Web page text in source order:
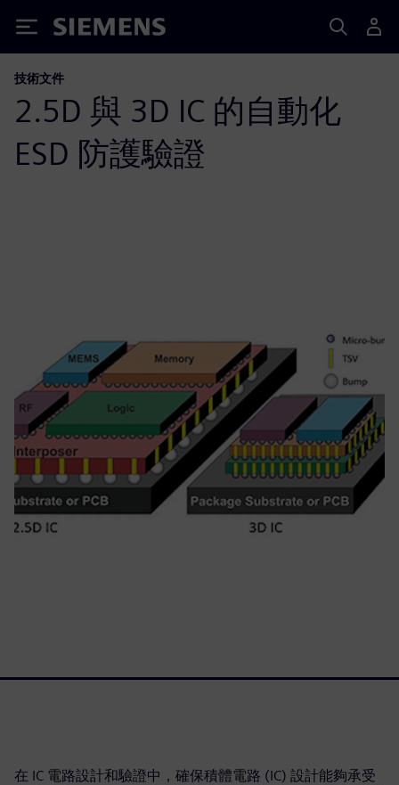
Siemens
技術文件
2.5D 與 3D IC 的自動化
ESD 防護驗證
在 IC 電路設計和驗證中，確保積體電路 (IC) 設計能夠承受